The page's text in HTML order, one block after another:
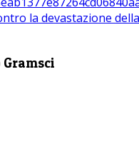
la devastazione